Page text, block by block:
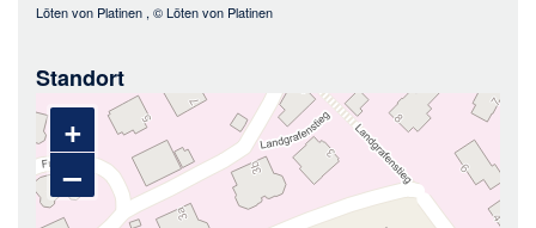
Löten von Platinen , ©Löten von Platinen
Standort
+
–